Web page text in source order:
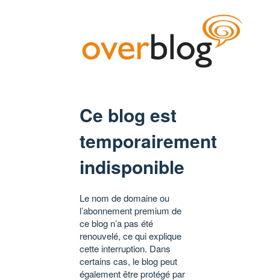
Ce blog est
temporairement
indisponible
Le nom de domaine ou
l’abonnement premium de
ce blog n’a pas été
renouvelé, ce qui explique
cette interruption. Dans
certains cas, le blog peut
également être protégé par